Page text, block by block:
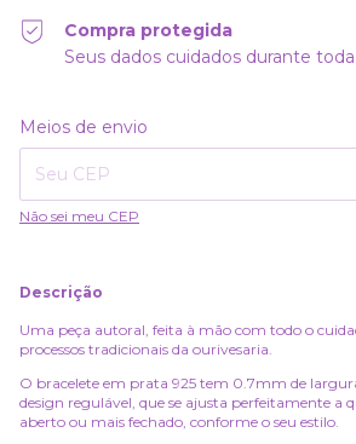
Compra protegida
Seus dados cuidados durante
Entregas para o CEP:
Meios de envio
Não sei meu CEP
Descrição
Uma peça autoral, feita à mão com todo o
processos tradicionais da ourivesaria.
O bracelete em prata 925 tem 0.7mm de
design regulável, que se ajusta perfeitamente a
aberto ou mais fechado, conforme o seu estilo.